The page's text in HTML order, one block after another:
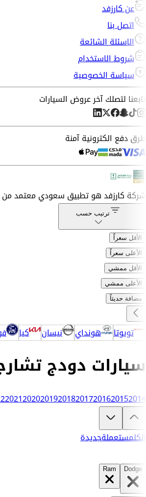
عن كارزفد
اتصل بنا
الاسئلة الشائعة
شروط الاستخدام
سياسة الخصوصية
تابعنا لتصلك آخر عروض السيارات
طرق دفع الكترونية آمنة
شركة كارزفدهو تطبيق سعودي معتمد من
ترتيب حسب
الأقل سعراً
الأعلى سعراً
الأقل ممشي
الأعلى ممشي
مضافة حديثاً
تويوتا هونداي نيسان كيا
سيارات دودج
تبغى تشتري دودج تشارجر؟في كارزفد تلقى جميع عروض دودج تشارجر
20212020201920182017201620152014
الكلمستعملةجديدة
Dodge
Ram